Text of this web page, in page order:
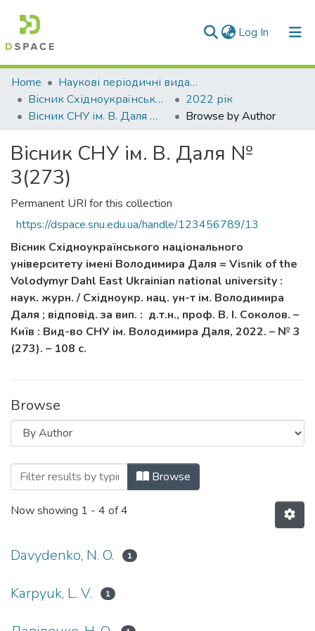
Log In (current)
Communities & Collections
All of DSpace
Home
Наукові періодичні видання СНУ ім. В. Даля
Вісник Східноукраїнського національного університету імені В. Даля
2022 рік
Вісник СНУ ім. В. Даля № 3(273)
Browse by Author
Вісник СНУ ім. В. Даля №
3(273)
Permanent URI for this collection
https://dspace.snu.edu.ua/handle/123456789/13
Вісник Східноукраїнського національного
університету імені Володимира Даля = Visnik of the
Volodymyr Dahl East Ukrainian national university :
наук. журн. / Східноукр. нац. ун-т ім. Володимира
Даля ; відповід. за вип. : д.т.н., проф. В. І. Соколов. –
Київ : Вид-во СНУ ім. Володимира Даля, 2022. – № 3
(273). – 108 с.
Browse
Browsing Вісник СНУ ім. В. Даля №
Browse
Now showing 1 - 4 of 4
Davydenko, N. O. 1
Karpyuk, L. V. 1